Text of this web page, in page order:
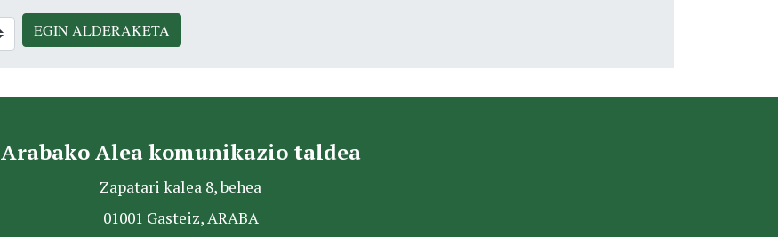
EGIN ALDERAKETA
Arabako Alea komunikazio taldea
Zapatari kalea 8, behea
01001 Gasteiz, ARABA